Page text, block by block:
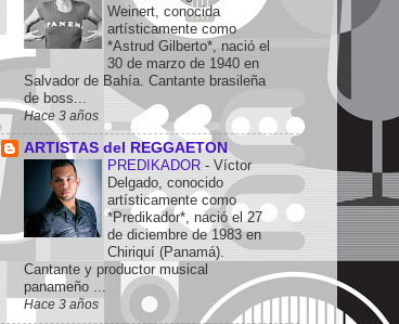
Weinert, conocida
artísticamente como
*Astrud Gilberto*, nació el
30 de marzo de 1940 en
Salvador de Bahía. Cantante brasileña
de boss...
Hace 3 años
ARTISTAS del REGGAETON
PREDIKADOR - Víctor
Delgado, conocido
artísticamente como
*Predikador*, nació el 27
de diciembre de 1983 en
Chiriquí (Panamá).
Cantante y productor musical
panameño ...
Hace 3 años